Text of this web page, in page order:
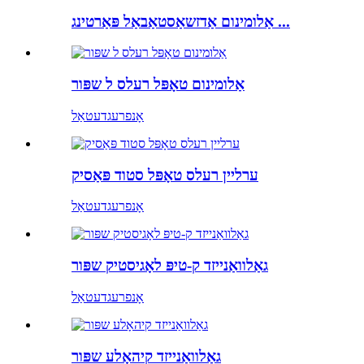
אַלומינום אַדזשאַסטאַבאַל פּאַרטינג ...
אַלומינום טאָפּל רעלס ל שפּור
אָנפרעגדעטאַל
ערליין רעלס טאָפּל סטוד פּאַסיק
אָנפרעגדעטאַל
גאַלוואַנייזד ק-טיפּ לאָגיסטיק שפּור
אָנפרעגדעטאַל
גאַלוואַנייזד קיהאָלע שפּור